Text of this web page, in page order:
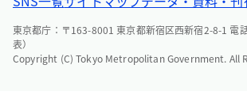
東京都庁：〒163-8001 東京都新宿区西新宿2-8-1 電
表）
Copyright (C) Tokyo Metropolitan Government. All